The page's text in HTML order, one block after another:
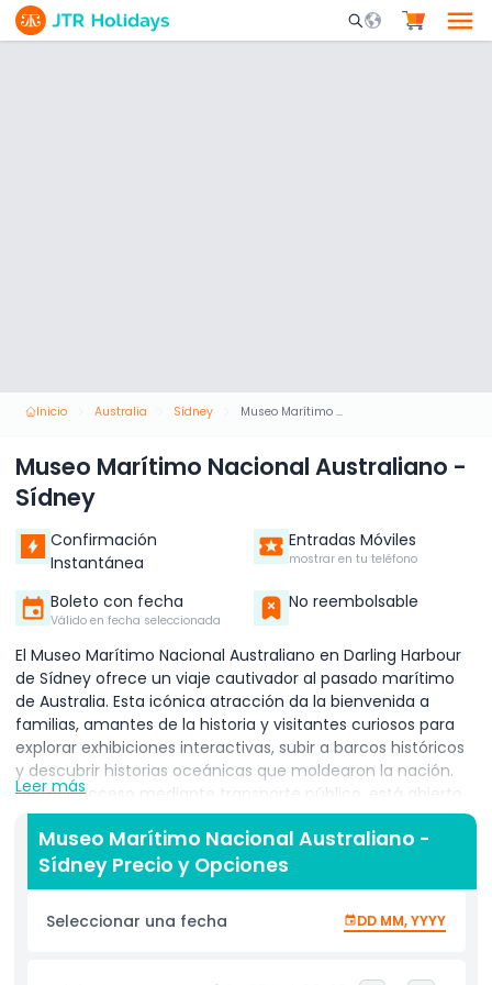
Mobile Search
Inicio Australia Sídney Museo Marítimo Nacional Australiano - Sídney
Museo Marítimo Nacional Australiano -
Sídney
Confirmación
Instantánea
Entradas Móviles
mostrar en tu teléfono
Boleto con fecha
Válido en fecha seleccionada
No reembolsable
El Museo Marítimo Nacional Australiano en Darling Harbour
de Sídney ofrece un viaje cautivador al pasado marítimo
de Australia. Esta icónica atracción da la bienvenida a
familias, amantes de la historia y visitantes curiosos para
explorar exhibiciones interactivas, subir a barcos históricos
y descubrir historias oceánicas que moldearon la nación.
De fácil acceso mediante transporte público, está abierto
diariamente con entrada gratuita para niños menores de 5
años, convirtiéndolo en una salida familiar ideal en Sídney.​
Suba a submarinos reales, un destructor de la Marina y la
réplica del HMB Endeavour del Capitán Cook para sentir la
emoción de las aventuras marítimas. Las exhibiciones
prácticas permiten sumergirse en mundos submarinos
sobre embarcaciones indígenas junto con la tecnología
Leer más
Museo Marítimo Nacional Australiano -
Sídney Precio y Opciones
Seleccionar una fecha DD MM, YYYY